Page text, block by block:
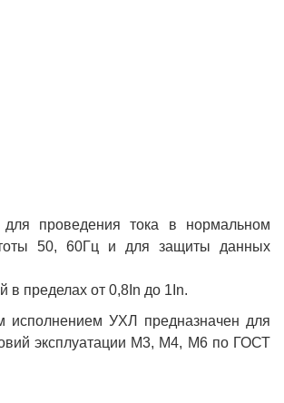
для проведения тока в нормальном
50, 60Гц и для защиты данных
в пределах от 0,8In до 1In.
исполнением УХЛ предназначен для
эксплуатации М3, М4, М6 по ГОСТ